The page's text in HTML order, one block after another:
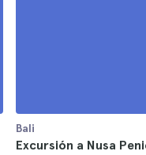
Bali
Excursión a Nusa